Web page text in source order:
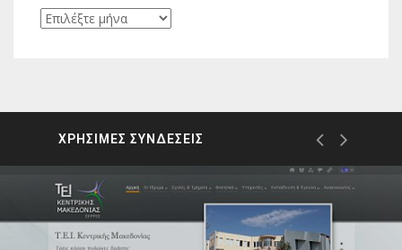
Ιστορικό
ΧΡΗΣΙΜΕΣ ΣΥΝΔΕΣΕΙΣ